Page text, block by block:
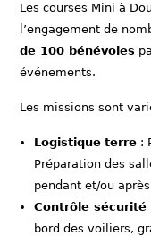
Les courses Mini à
l’engagement de
de 100 bénévoles
événements.
Les missions sont
Logistique terre :
Préparation des
pendant et/ou
Contrôle sécurité
bord des voiliers,